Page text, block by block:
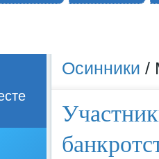
Осинники /